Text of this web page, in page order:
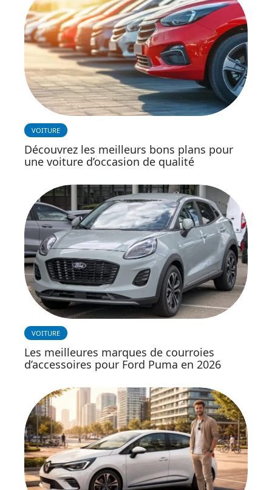
VOITURE
Découvrez les meilleurs bons plans pour
une voiture d’occasion de qualité
VOITURE
Les meilleures marques de courroies
d’accessoires pour Ford Puma en 2026